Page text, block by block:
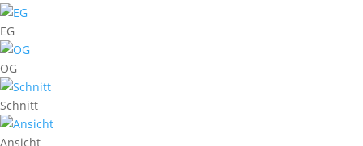
EG
OG
Schnitt
Ansicht